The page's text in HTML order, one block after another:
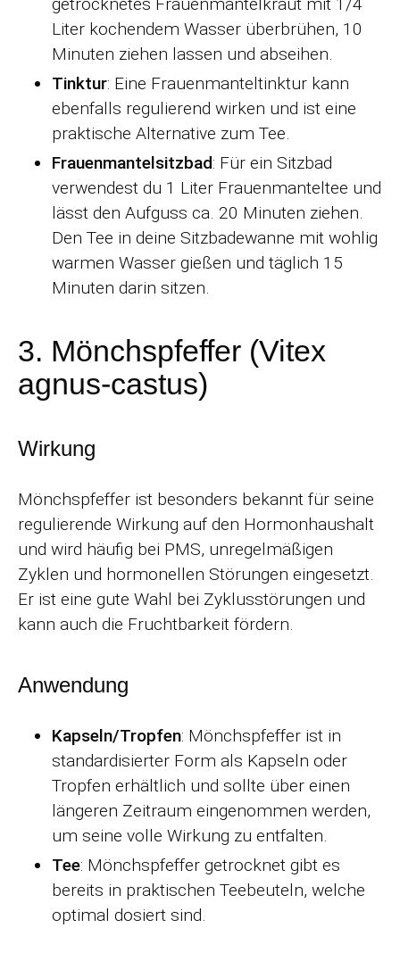
getrocknetes Frauenmantelkraut mit 1/4
Liter kochendem Wasser überbrühen, 10
Minuten ziehen lassen und abseihen.
Tinktur: Eine Frauenmanteltinktur kann
ebenfalls regulierend wirken und ist eine
praktische Alternative zum Tee.
Frauenmantelsitzbad: Für ein Sitzbad
verwendest du 1 Liter Frauenmanteltee und
lässt den Aufguss ca. 20 Minuten ziehen.
Den Tee in deine Sitzbadewanne mit wohlig
warmen Wasser gießen und täglich 15
Minuten darin sitzen.
3. Mönchspfeffer (Vitex
agnus-castus)
Wirkung
Mönchspfeffer ist besonders bekannt für seine
regulierende Wirkung auf den Hormonhaushalt
und wird häufig bei PMS, unregelmäßigen
Zyklen und hormonellen Störungen eingesetzt.
Er ist eine gute Wahl bei Zyklusstörungen und
kann auch die Fruchtbarkeit fördern.
Anwendung
Kapseln/Tropfen: Mönchspfeffer ist in
standardisierter Form als Kapseln oder
Tropfen erhältlich und sollte über einen
längeren Zeitraum eingenommen werden,
um seine volle Wirkung zu entfalten.
Tee: Mönchspfeffer getrocknet gibt es
bereits in praktischen Teebeuteln, welche
optimal dosiert sind.